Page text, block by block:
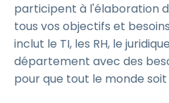
participent à l'élaboration
tous vos objectifs et
inclut le TI, les RH, le
département avec des
pour que tout le monde